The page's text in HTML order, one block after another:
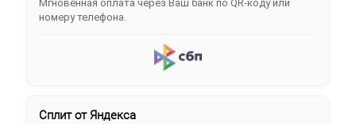
Мгновенная оплата через Ваш банк по QR-коду или
номеру телефона.
Сплит от Яндекса